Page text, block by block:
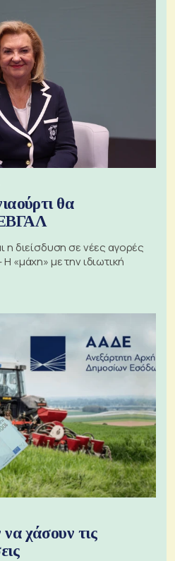
θα
η διείσδυση σε νέες αγορές
«μάχη» με την ιδιωτική
να χάσουν τις